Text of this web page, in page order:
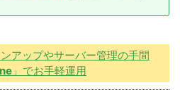
アップやサーバー管理の手間
」でお手軽運用